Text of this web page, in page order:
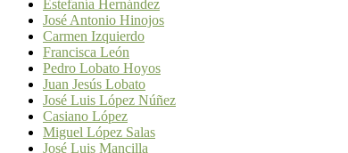
Estefanía Hernández
José Antonio Hinojos
Carmen Izquierdo
Francisca León
Pedro Lobato Hoyos
Juan Jesús Lobato
José Luis López Núñez
Casiano López
Miguel López Salas
José Luis Mancilla